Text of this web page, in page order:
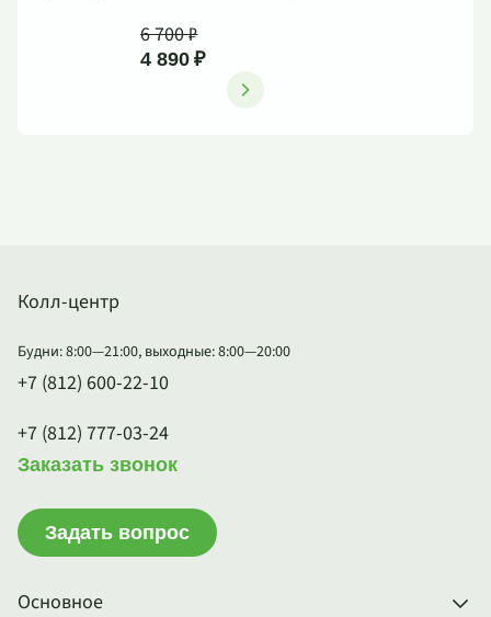
6 700 ₽
4 890 ₽
Основное
Колл-центр
Будни: 8:00—21:00, выходные: 8:00—20:00
+7 (812) 600-22-10
+7 (812) 777-03-24
Заказать звонок
Задать вопрос